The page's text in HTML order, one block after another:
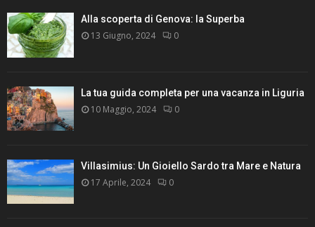
Alla scoperta di Genova: la Superba
13 Giugno, 2024 0
La tua guida completa per una vacanza in Liguria
10 Maggio, 2024 0
Villasimius: Un Gioiello Sardo tra Mare e Natura
17 Aprile, 2024 0